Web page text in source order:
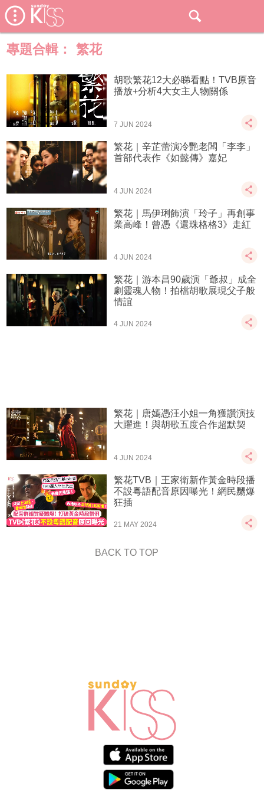
專題合輯： 繁花
胡歌繁花12大必睇看點！TVB原音
播放+分析4大女主人物關係
7 JUN 2024
繁花｜辛芷蕾演冷艷老闆「李李」
首部代表作《如懿傳》嘉妃
4 JUN 2024
繁花｜馬伊琍飾演「玲子」再創事
業高峰！曾憑《還珠格格3》走紅
4 JUN 2024
繁花｜游本昌90歲演「爺叔」成全
劇靈魂人物！拍檔胡歌展現父子般
情誼
4 JUN 2024
繁花｜唐嫣憑汪小姐一角獲讚演技
大躍進！與胡歌五度合作超默契
4 JUN 2024
繁花TVB｜王家衛新作黃金時段播
不設粵語配音原因曝光！網民嬲爆
狂插
21 MAY 2024
BACK TO TOP